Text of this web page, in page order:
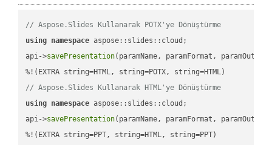
// Aspose.Slides Kullanarak POTX'ye Dönüştürme
using namespace aspose::slides::cloud;
api->savePresentation(paramName, paramFormat,
// Aspose.Slides Kullanarak HTML'ye Dönüştürme
using namespace aspose::slides::cloud;
api->savePresentation(paramName, paramFormat,
%!(EXTRA string=PPT, string=HTML, string=PPT)